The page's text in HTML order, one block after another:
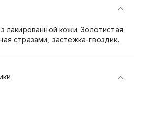
лакированной кожи. Золотистая
стразами, застежка-гвоздик.